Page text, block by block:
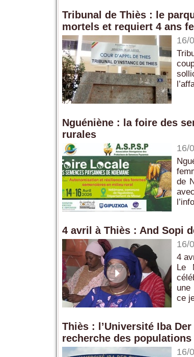
Tribunal de Thiès : le
mortels et requiert 4 ans
16/
Nguéniène : la foire des
rurales
16/
de
4 avril à Thiès : And Sopi
16/
4
Le
une
ce
Thiès : l’Université Iba
recherche des populations
16/